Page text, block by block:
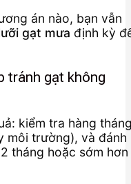
án nào, bạn vẫn
gạt mưa định kỳ
tránh gạt không
kiểm tra hàng
môi trường), và đánh
tháng hoặc sớm hơn